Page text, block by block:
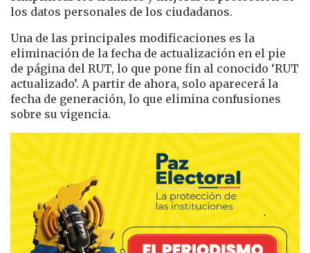
los datos personales de los ciudadanos.
Una de las principales modificaciones es la
eliminación de la fecha de actualización en el pie
de página del RUT, lo que pone fin al conocido ‘RUT
actualizado’. A partir de ahora, solo aparecerá la
fecha de generación, lo que elimina confusiones
sobre su vigencia.